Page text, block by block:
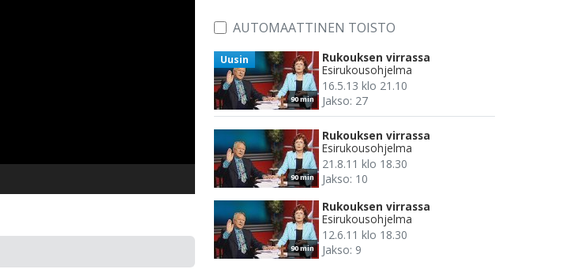
AUTOMAATTINEN TOISTO
90 min
Uusin
Rukouksen virrassa
Esirukousohjelma
16.5.13 klo 21.10
Jakso: 27
90 min
Rukouksen virrassa
Esirukousohjelma
21.8.11 klo 18.30
Jakso: 10
90 min
Rukouksen virrassa
Esirukousohjelma
12.6.11 klo 18.30
Jakso: 9